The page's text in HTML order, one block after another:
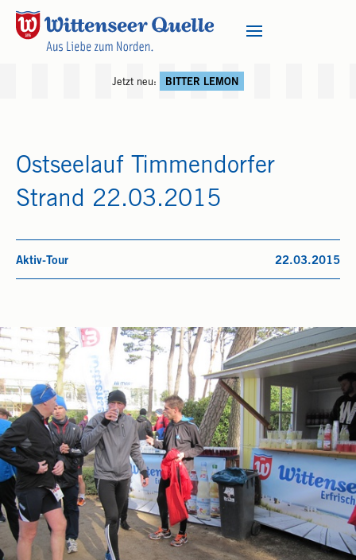
Jetzt neu: BITTER LEMON
Ostseelauf Timmendorfer
Strand 22.03.2015
Aktiv-Tour 22.03.2015